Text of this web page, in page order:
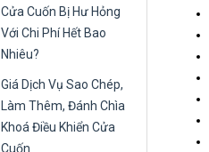
Cửa Cuốn Bị Hư Hỏng
Với Chi Phí Hết Bao
Nhiêu?
Giá Dịch Vụ Sao Chép,
Làm Thêm, Đánh Chìa
Khoá Điều Khiển Cửa
Cuốn